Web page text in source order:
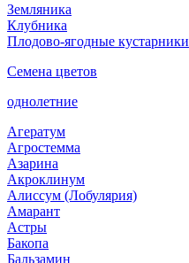
Земляника
Клубника
Плодово-ягодные кустарники
Семена цветов
однолетние
Агератум
Агростемма
Азарина
Акроклинум
Алиссум (Лобулярия)
Амарант
Астры
Бакопа
Бальзамин